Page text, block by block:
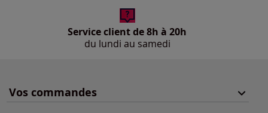
Service client de 8h à 20h
du lundi au samedi
Vos commandes